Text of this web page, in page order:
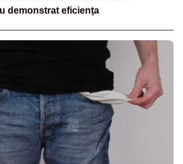
demonstrat eficienţa